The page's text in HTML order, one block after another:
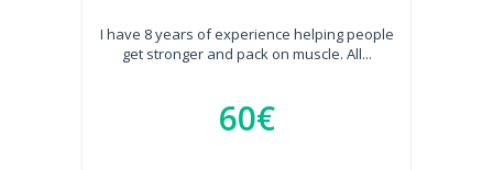
I have 8 years of experience helping people
get stronger and pack on muscle. All...
60€